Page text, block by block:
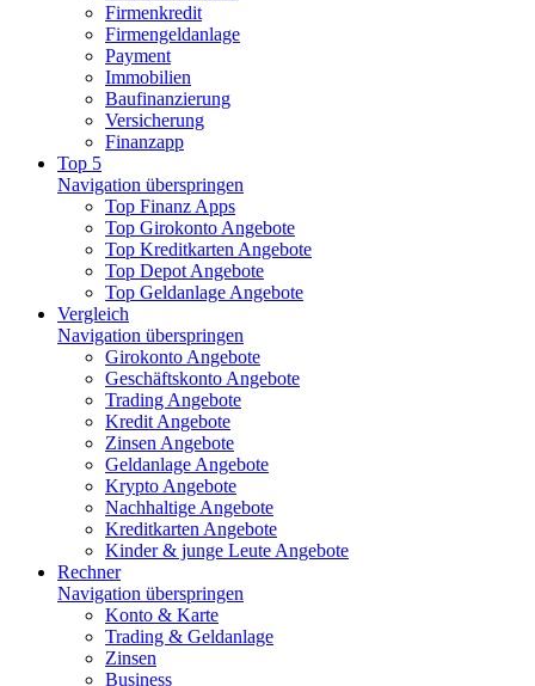
Firmenkredit
Firmengeldanlage
Payment
Immobilien
Baufinanzierung
Versicherung
Finanzapp
Top 5
Navigation überspringen
Top Finanz Apps
Top Girokonto Angebote
Top Kreditkarten Angebote
Top Depot Angebote
Top Geldanlage Angebote
Vergleich
Navigation überspringen
Girokonto Angebote
Geschäftskonto Angebote
Trading Angebote
Kredit Angebote
Zinsen Angebote
Geldanlage Angebote
Krypto Angebote
Nachhaltige Angebote
Kreditkarten Angebote
Kinder & junge Leute Angebote
Rechner
Navigation überspringen
Konto & Karte
Trading & Geldanlage
Zinsen
Business